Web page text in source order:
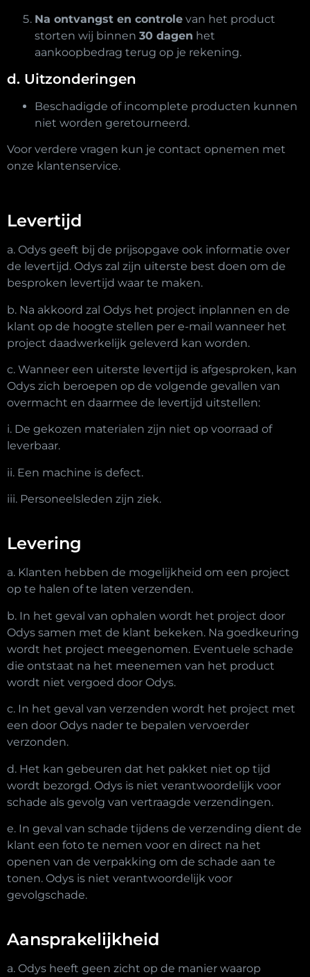
Na ontvangst en controle van het product
storten wij binnen 30 dagen het
aankoopbedrag terug op je rekening.
d. Uitzonderingen
Beschadigde of incomplete producten kunnen
niet worden geretourneerd.
Voor verdere vragen kun je contact opnemen met
onze klantenservice.
Levertijd
a. Odys geeft bij de prijsopgave ook informatie over
de levertijd. Odys zal zijn uiterste best doen om de
besproken levertijd waar te maken.
b. Na akkoord zal Odys het project inplannen en de
klant op de hoogte stellen per e-mail wanneer het
project daadwerkelijk geleverd kan worden.
c. Wanneer een uiterste levertijd is afgesproken, kan
Odys zich beroepen op de volgende gevallen van
overmacht en daarmee de levertijd uitstellen:
i. De gekozen materialen zijn niet op voorraad of
leverbaar.
ii. Een machine is defect.
iii. Personeelsleden zijn ziek.
Levering
a. Klanten hebben de mogelijkheid om een project
op te halen of te laten verzenden.
b. In het geval van ophalen wordt het project door
Odys samen met de klant bekeken. Na goedkeuring
wordt het project meegenomen. Eventuele schade
die ontstaat na het meenemen van het product
wordt niet vergoed door Odys.
c. In het geval van verzenden wordt het project met
een door Odys nader te bepalen vervoerder
verzonden.
d. Het kan gebeuren dat het pakket niet op tijd
wordt bezorgd. Odys is niet verantwoordelijk voor
schade als gevolg van vertraagde verzendingen.
e. In geval van schade tijdens de verzending dient de
klant een foto te nemen voor en direct na het
openen van de verpakking om de schade aan te
tonen. Odys is niet verantwoordelijk voor
gevolgschade.
Aansprakelijkheid
a. Odys heeft geen zicht op de manier waarop